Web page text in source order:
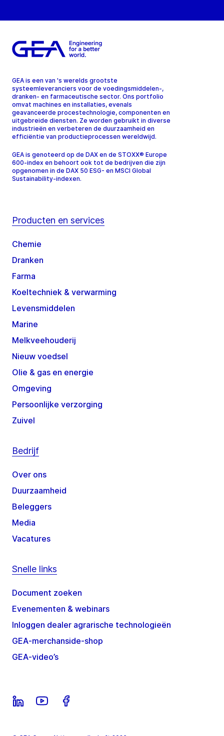
GEA is een van 's werelds grootste
systeemleveranciers voor de voedingsmiddelen-,
dranken- en farmaceutische sector. Ons portfolio
omvat machines en installaties, evenals
geavanceerde procestechnologie, componenten en
uitgebreide diensten. Ze worden gebruikt in diverse
industrieën en verbeteren de duurzaamheid en
efficiëntie van productieprocessen wereldwijd.
GEA is genoteerd op de DAX en de STOXX® Europe
600-index en behoort ook tot de bedrijven die zijn
opgenomen in de DAX 50 ESG- en MSCI Global
Sustainability-indexen.
Producten en services
Chemie
Dranken
Farma
Koeltechniek & verwarming
Levensmiddelen
Marine
Melkveehouderij
Nieuw voedsel
Olie & gas en energie
Omgeving
Persoonlijke verzorging
Zuivel
Bedrijf
Over ons
Duurzaamheid
Beleggers
Media
Vacatures
Snelle links
Document zoeken
Evenementen & webinars
Inloggen dealer agrarische technologieën
GEA-merchanside-shop
GEA-video’s